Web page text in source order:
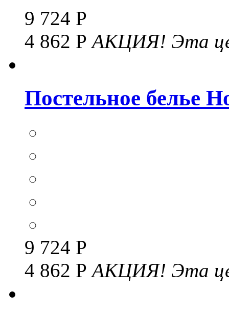
9 724 Р
4 862 Р АКЦИЯ! Эта
Постельное белье
9 724 Р
4 862 РАКЦИЯ! Эта